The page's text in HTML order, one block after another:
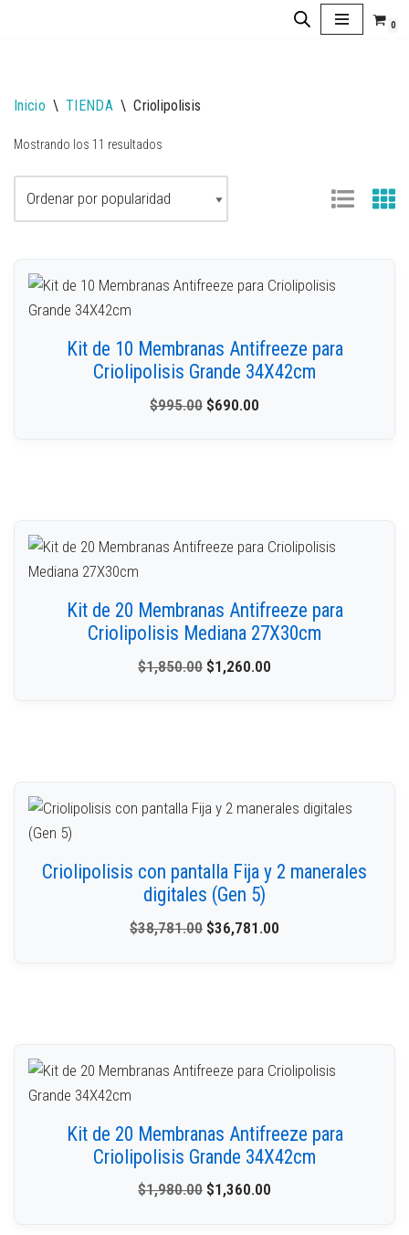
contenido
0
Inicio \ TIENDA \ Criolipolisis
Mostrando los 11 resultados
Kit de 10 Membranas Antifreeze para
Criolipolisis Grande 34X42cm
$995.00 $690.00
Kit de 20 Membranas Antifreeze para
Criolipolisis Mediana 27X30cm
$1,850.00 $1,260.00
Criolipolisis con pantalla Fija y 2 manerales
digitales (Gen 5)
$38,781.00 $36,781.00
Kit de 20 Membranas Antifreeze para
Criolipolisis Grande 34X42cm
$1,980.00 $1,360.00